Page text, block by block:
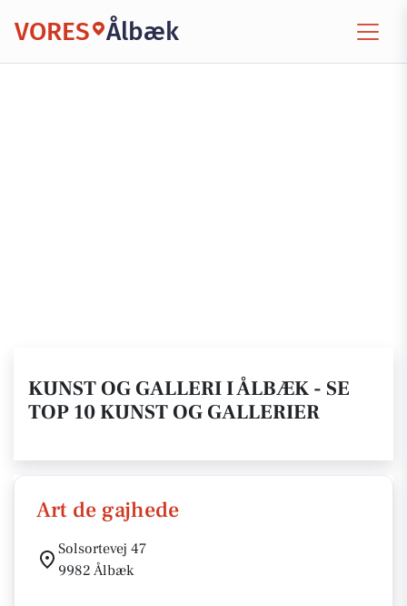
VORES Ålbæk
KUNST OG GALLERI I ÅLBÆK - SE
TOP 10 KUNST OG GALLERIER
Art de gajhede
Solsortevej 47
9982 Ålbæk